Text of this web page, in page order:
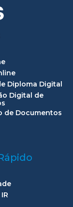
Diploma Digital
Digital de
de Documentos